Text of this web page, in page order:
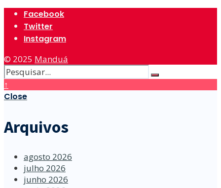
Facebook
Twitter
Instagram
© 2025 Manduá
↑
Close
Arquivos
agosto 2026
julho 2026
junho 2026